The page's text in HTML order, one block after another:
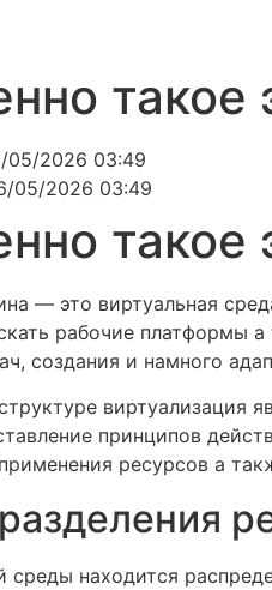
05/2026 03:49
05/2026 03:49
— это виртуальная
рабочие платформы
создания и намного
виртуализация
принципов
ресурсов а
среды находится